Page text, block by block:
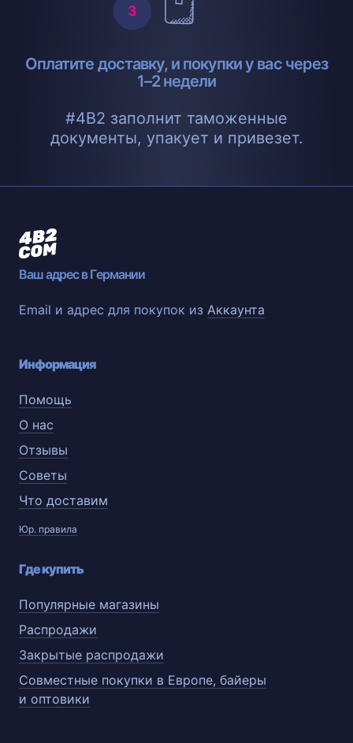
Оплатите доставку, и покупки у вас через
1–2 недели
#4B2 заполнит таможенные
документы, упакует и привезет.
Ваш адрес в Германии
Email и адрес для покупок из Аккаунта
Информация
Помощь
О нас
Отзывы
Советы
Что доставим
Юр. правила
Где купить
Популярные магазины
Распродажи
Закрытые распродажи
Совместные покупки в Европе, байеры
и оптовики